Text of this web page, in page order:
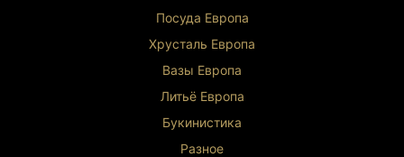
Посуда Европа
Хрусталь Европа
Вазы Европа
Литьё Европа
Букинистика
Разное